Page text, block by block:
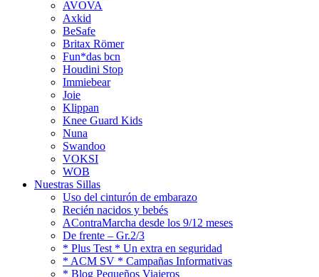
AVOVA
Axkid
BeSafe
Britax Römer
Fun*das bcn
Houdini Stop
Immiebear
Joie
Klippan
Knee Guard Kids
Nuna
Swandoo
VOKSI
WOB
Nuestras Sillas
Uso del cinturón de embarazo
Recién nacidos y bebés
AContraMarcha desde los 9/12 meses
De frente – Gr.2/3
* Plus Test * Un extra en seguridad
* ACM SV * Campañas Informativas
* Blog Pequeños Viajeros